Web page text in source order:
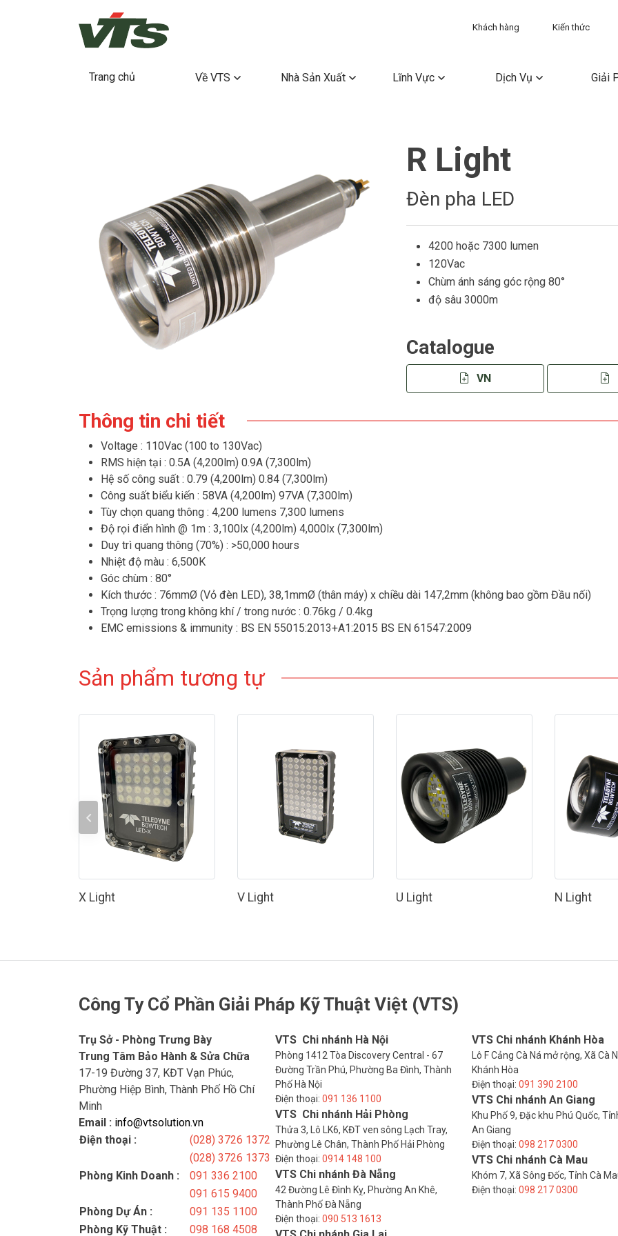
Khách hàng Kiến thức
Trang chủ Về VTS Nhà Sản Xuất Lĩnh Vực Dịch Vụ Giải
R Light
Đèn pha LED
4200 hoặc 7300 lumen
120Vac
Chùm ánh sáng góc rộng 80°
độ sâu 3000m
Catalogue
VN
Thông tin chi tiết
Voltage : 110Vac (100 to 130Vac)
RMS hiện tại : 0.5A (4,200lm) 0.9A (7,300lm)
Hệ số công suất : 0.79 (4,200lm) 0.84 (7,300lm)
Công suất biểu kiến : 58VA (4,200lm) 97VA (7,300lm)
Tùy chọn quang thông : 4,200 lumens 7,300 lumens
Độ rọi điển hình @ 1m : 3,100lx (4,200lm) 4,000lx (7,300lm)
Duy trì quang thông (70%) : >50,000 hours
Nhiệt độ màu : 6,500K
Góc chùm : 80°
Kích thước : 76mmØ (Vỏ đèn LED), 38,1mmØ (thân máy) x chiều dài 147,2mm (không bao gồm Đầu nối)
Trọng lượng trong không khí / trong nước : 0.76kg / 0.4kg
EMC emissions & immunity : BS EN 55015:2013+A1:2015 BS EN 61547:2009
Sản phẩm tương tự
X Light V Light U Light N Light
Công Ty Cổ Phần Giải Pháp Kỹ Thuật Việt (VTS)
Trụ Sở - Phòng Trưng Bày
Trung Tâm Bảo Hành & Sửa Chữa
17-19 Đường 37, KĐT Vạn Phúc,
Phường Hiệp Bình, Thành Phố Hồ Chí
Minh
Email : info@vtsolution.vn
Điện thoại :
(028) 3726 1372
(028) 3726 1373
Phòng Kinh Doanh :
091 336 2100
091 615 9400
Phòng Dự Án :
091 135 1100
Phòng Kỹ Thuật :
098 168 4508
VTS Chi nhánh Hà Nội
Phòng 1412 Tòa Discovery Central - 67
Đường Trần Phú, Phường Ba Đình, Thành
Phố Hà Nội
Điện thoại: 091 136 1100
VTS Chi nhánh Hải Phòng
Thửa 3, Lô LK6, KĐT ven sông Lạch Tray,
Phường Lê Chân, Thành Phố Hải Phòng
Điện thoại: 0914 148 100
VTS Chi nhánh Đà Nẵng
42 Đường Lê Đình Kỵ, Phường An Khê,
Thành Phố Đà Nẵng
Điện thoại: 090 513 1613
VTS Chi nhánh Khánh Hòa
Lô F Cảng Cà Ná mở rộng, Xã Cà
Khánh Hòa
Điện thoại: 091 390 2100
VTS Chi nhánh An Giang
Khu Phố 9, Đặc khu Phú Quốc,
An Giang
Điện thoại: 098 217 0300
VTS Chi nhánh Cà Mau
Khóm 7, Xã Sông Đốc, Tỉnh Cà
Điện thoại: 098 217 0300